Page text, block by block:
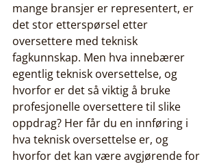
mange bransjer er representert, er
det stor etterspørsel etter
oversettere med teknisk
fagkunnskap. Men hva innebærer
egentlig teknisk oversettelse, og
hvorfor er det så viktig å bruke
profesjonelle oversettere til slike
oppdrag? Her får du en innføring i
hva teknisk oversettelse er, og
hvorfor det kan være avgjørende for